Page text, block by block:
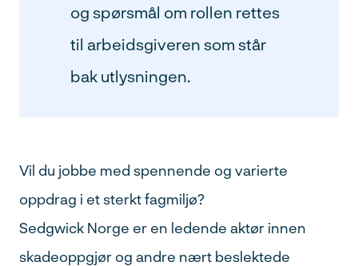
og spørsmål om rollen rettes
til arbeidsgiveren som står
bak utlysningen.
Vil du jobbe med spennende og varierte
oppdrag i et sterkt fagmiljø?
Sedgwick Norge er en ledende aktør innen
skadeoppgjør og andre nært beslektede